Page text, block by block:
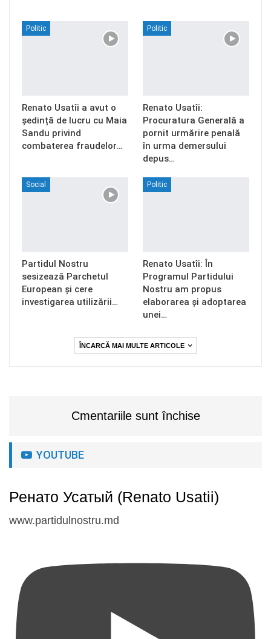
Politic
Renato Usatîi a avut o
ședință de lucru cu Maia
Sandu privind
combaterea fraudelor…
Politic
Renato Usatîi:
Procuratura Generală a
pornit urmărire penală
în urma demersului
depus…
Social
Partidul Nostru
sesizează Parchetul
European și cere
investigarea utilizării…
Politic
Renato Usatîi: În
Programul Partidului
Nostru am propus
elaborarea și adoptarea
unei…
ÎNCARCĂ MAI MULTE ARTICOLE
Cmentariile sunt închise
YOUTUBE
Ренато Усатый (Renato Usatii)
www.partidulnostru.md